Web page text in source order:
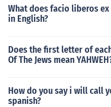
What does facio liberos
in English?
Does the first letter of
Of The Jews mean
How do you say i will call
spanish?